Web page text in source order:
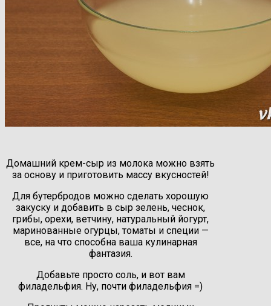
Домашний крем-сыр из молока можно взять
за основу и приготовить массу вкусностей!
Для бутербродов можно сделать хорошую
закуску и добавить в сыр зелень, чеснок,
грибы, орехи, ветчину, натуральный йогурт,
маринованные огурцы, томаты и специи —
все, на что способна ваша кулинарная
фантазия.
Добавьте просто соль, и вот вам
филадельфия. Ну, почти филадельфия =)